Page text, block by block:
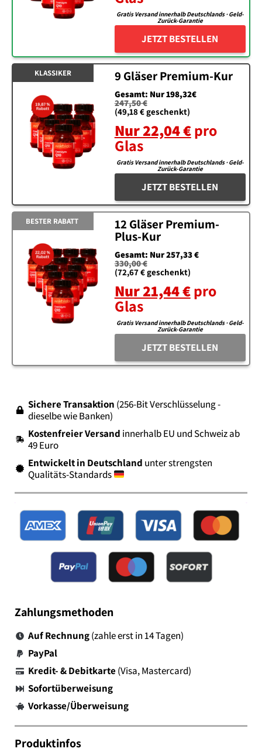
Gratis Versand innerhalb Deutschlands · Geld-
Zurück-Garantie
JETZT BESTELLEN
KLASSIKER 9 Gläser Premium-Kur
Gesamt: Nur 198,32€
247,50 €
(49,18 € geschenkt)
Nur 22,04 €pro
Glas
Gratis Versand innerhalb Deutschlands · Geld-
Zurück-Garantie
JETZT BESTELLEN
BESTER RABATT 12 Gläser Premium-
Plus-Kur
Gesamt: Nur 257,33 €
330,00 €
(72,67 € geschenkt)
Nur 21,44 €pro
Glas
Gratis Versand innerhalb Deutschlands · Geld-
Zurück-Garantie
JETZT BESTELLEN
Sichere Transaktion (256-Bit Verschlüsselung -
dieselbe wie Banken)
Kostenfreier Versand innerhalb EU und Schweiz ab
49 Euro
Entwickelt in Deutschland unter strengsten
Qualitäts-Standards
Zahlungsmethoden
Auf Rechnung(zahle erst in 14 Tagen)
PayPal
Kredit- & Debitkarte(Visa, Mastercard)
Sofortüberweisung
Vorkasse/Überweisung
Produktinfos